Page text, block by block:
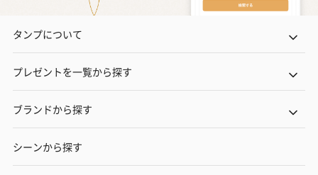
おつまみ・その他
お酒にぴったりのおつまみ・サプリを同梱してお届けいたしま
タンプについて
プレゼントを一覧から探す
ブランドから探す
シーンから探す